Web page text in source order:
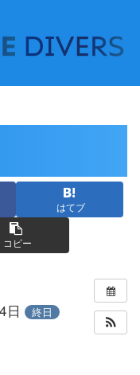
はてブ
コピー
日 終日